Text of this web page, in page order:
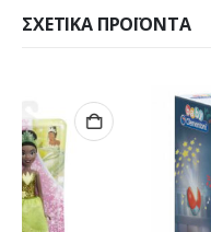
ΣΧΕΤΙΚΆ ΠΡΟΪΌΝΤΑ